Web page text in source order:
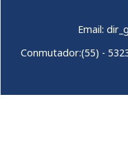
Email:
Conmutador:(55) -